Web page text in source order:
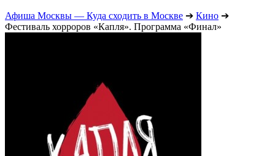
Афиша Москвы — Куда сходить в Москве ➔ Кино ➔
Фестиваль хорроров «Капля». Программа «Финал»